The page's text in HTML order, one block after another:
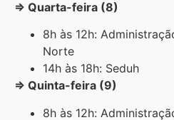
⇒ Quarta-feira (8)
8h às 12h:
Norte
14h às 18h: Seduh
⇒ Quinta-feira (9)
8h às 12h: